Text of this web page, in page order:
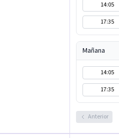
14:05
17:35
Mañana
14:05
17:35
Anterior